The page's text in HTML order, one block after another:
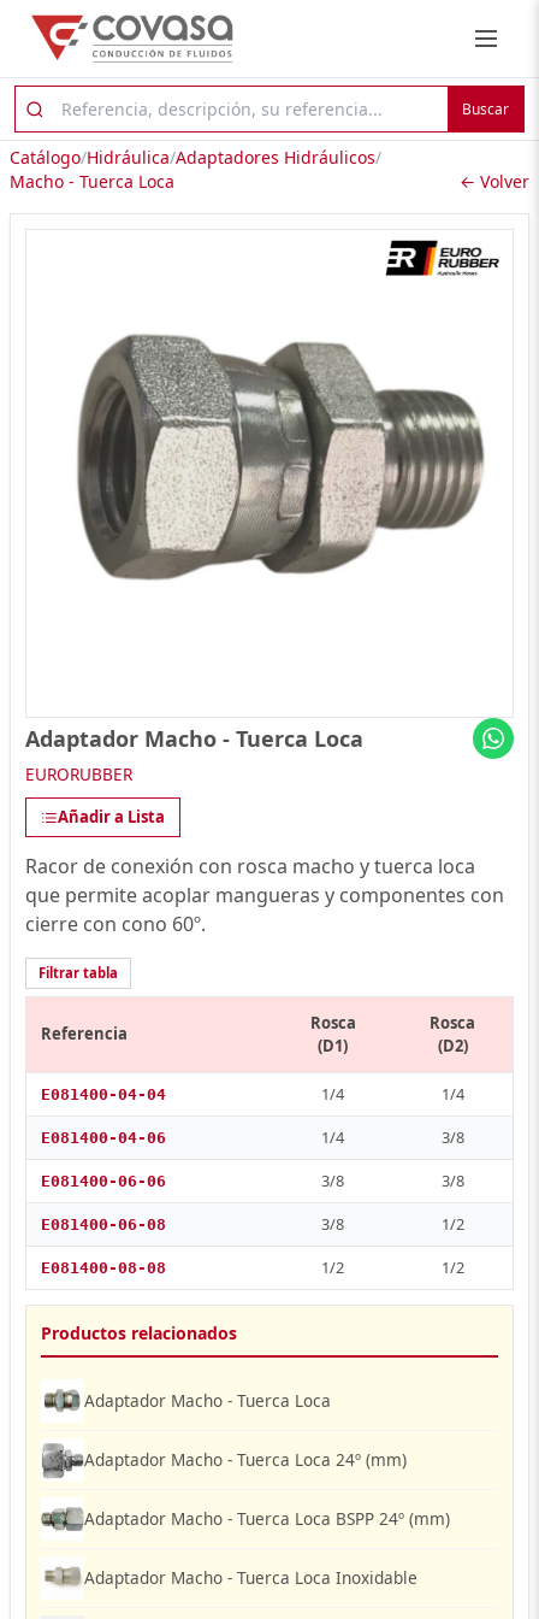
Buscar
Catálogo/Hidráulica/Adaptadores Hidráulicos/
Macho - Tuerca Loca
← Volver
Adaptador Macho - Tuerca Loca
EURORUBBER
Añadir a Lista
Racor de conexión con rosca macho y tuerca loca
que permite acoplar mangueras y componentes con
cierre con cono 60º.
Filtrar tabla
Referencia
Rosca
(D1)
Rosca
(D2)
E081400-04-04 1/4 1/4
E081400-04-06 1/4 3/8
E081400-06-06 3/8 3/8
E081400-06-08 3/8 1/2
E081400-08-08 1/2 1/2
Productos relacionados
Adaptador Macho - Tuerca Loca
Adaptador Macho - Tuerca Loca 24º (mm)
Adaptador Macho - Tuerca Loca BSPP 24º (mm)
Adaptador Macho - Tuerca Loca Inoxidable